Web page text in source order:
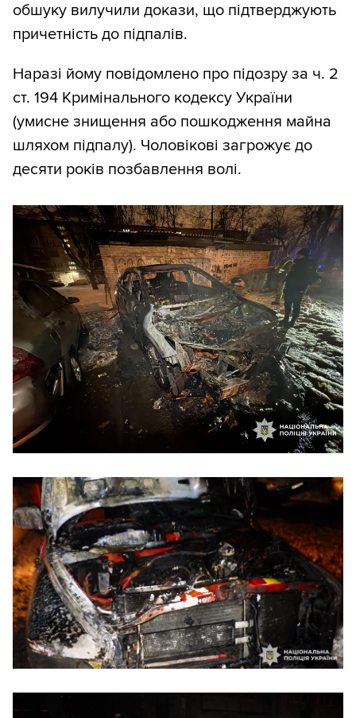
обшуку вилучили докази, що підтверджують
причетність до підпалів.
Наразі йому повідомлено про підозру за ч. 2
ст. 194 Кримінального кодексу України
(умисне знищення або пошкодження майна
шляхом підпалу). Чоловікові загрожує до
десяти років позбавлення волі.